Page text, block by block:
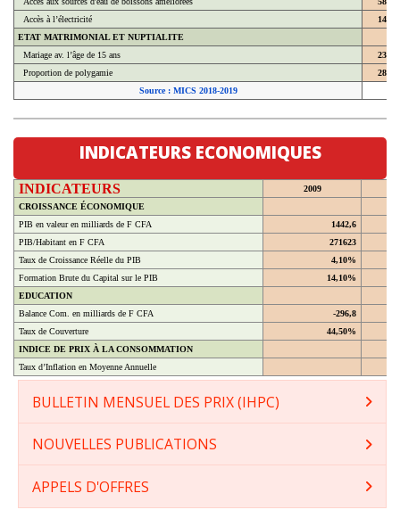
Accès à l’électricité
ETAT MATRIMONIAL ET NUPTIALITE
Mariage av. l’âge de 15 ans
Proportion de polygamie
Source : MICS 2018-2019
INDICATEURS ECONOMIQUES
INDICATEURS
2009
CROISSANCE ÉCONOMIQUE
PIB en valeur en milliards de F CFA
1442,6
PIB/Habitant en F CFA
271623
Taux de Croissance Réelle du PIB
4,10%
Formation Brute du Capital sur le PIB
14,10%
EDUCATION
Balance Com. en milliards de F CFA
-296,8
Taux de Couverture
44,50%
INDICE DE PRIX À LA CONSOMMATION
Taux d’Inflation en Moyenne Annuelle